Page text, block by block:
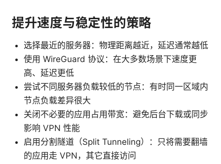
提升速度与稳定性的策略
选择最近的服务器：物理距离越近，延迟通常越低
使用 WireGuard 协议：在大多数场景下速度更
高、延迟更低
尝试不同服务器负载较低的节点：有时同一区域内
节点负载差异很大
关闭不必要的应用占用带宽：避免后台下载或同步
影响 VPN 性能
启用分割隧道（Split Tunneling）：只将需要翻墙
的应用走 VPN，其它直接访问